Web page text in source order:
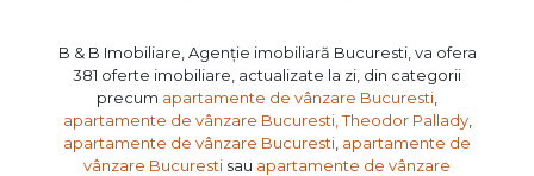
B & B Imobiliare, Agenție imobiliară Bucuresti, va ofera
381 oferte imobiliare, actualizate la zi, din categorii
precum apartamente de vânzare Bucuresti
apartamente de vânzare Bucuresti, Theodor Pallady,
apartamente de vânzare Bucuresti apartamente de
vânzare Bucuresti sau apartamente de vânzare